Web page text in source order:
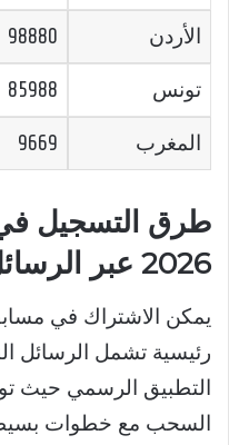
الأردن 98880
تونس 85988
المغرب 9669
طرق التسجيل
2026 عبر الرسائل والموقع والتطبيق
رئيسية تشمل الرسائل
التطبيق الرسمي حيث
السحب مع خطوات